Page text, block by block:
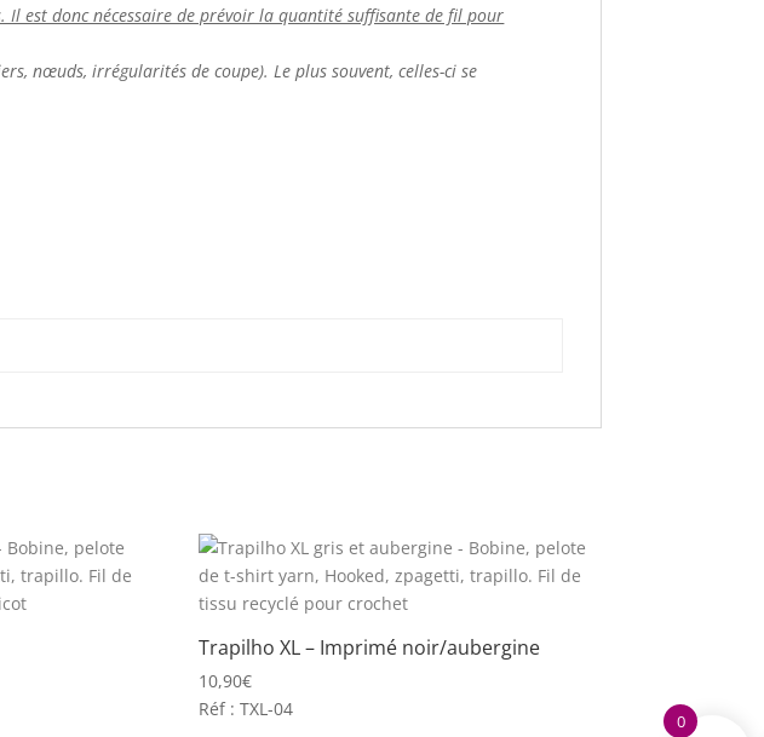
est donc nécessaire de prévoir la quantité suffisante de fil pour
nœuds, irrégularités de coupe). Le plus souvent, celles-ci se
Trapilho XL – Imprimé noir/aubergine
10,90€
Réf : TXL-04
0